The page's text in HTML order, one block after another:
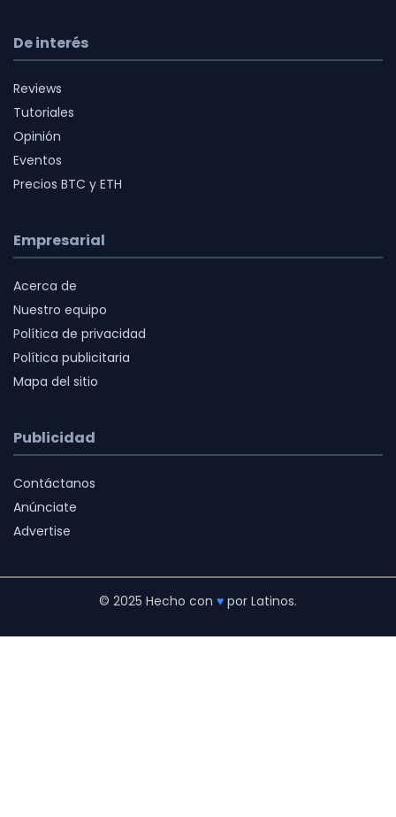
De interés
Reviews
Tutoriales
Opinión
Eventos
Precios BTC y ETH
Empresarial
Acerca de
Nuestro equipo
Política de privacidad
Política publicitaria
Mapa del sitio
Publicidad
Contáctanos
Anúnciate
Advertise
© 2025 Hecho con ♥ por Latinos.